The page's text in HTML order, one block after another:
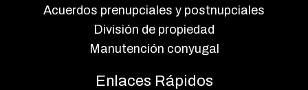
Acuerdos prenupciales y postnupciales
División de propiedad
Manutención conyugal
Enlaces Rápidos